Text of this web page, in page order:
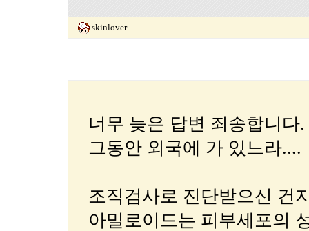
skinlover
너무 늦은 답변 죄송합니다.
그동안 외국에 가 있느라....
조직검사로 진단받으신 건
아밀로이드는 피부세포의